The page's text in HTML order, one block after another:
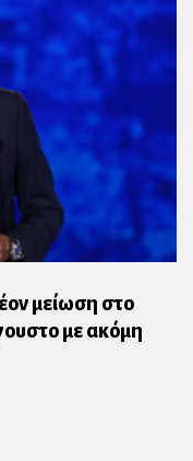
μείωση στο
με ακόμη